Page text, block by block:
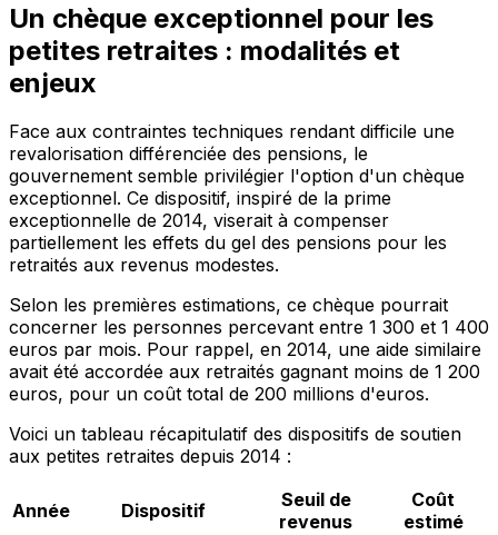
Un chèque exceptionnel pour les
petites retraites : modalités et
enjeux
Face aux contraintes techniques rendant difficile une
revalorisation différenciée des pensions, le
gouvernement semble privilégier l'option d'un chèque
exceptionnel. Ce dispositif, inspiré de la prime
exceptionnelle de 2014, viserait à compenser
partiellement les effets du gel des pensions pour les
retraités aux revenus modestes.
Selon les premières estimations, ce chèque pourrait
concerner les personnes percevant entre 1 300 et 1 400
euros par mois. Pour rappel, en 2014, une aide similaire
avait été accordée aux retraités gagnant moins de 1 200
euros, pour un coût total de 200 millions d'euros.
Voici un tableau récapitulatif des dispositifs de soutien
aux petites retraites depuis 2014 :
Année Dispositif
Seuil de
revenus
Coût
estimé